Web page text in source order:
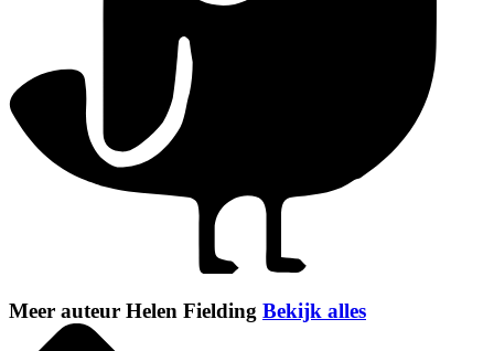
Meer auteur Helen Fielding Bekijk alles